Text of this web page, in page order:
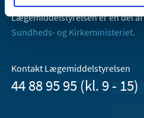
Lægemiddelstyrelsen er en del af
Sundheds- og Kirkeministeriet.
Kontakt Lægemiddelstyrelsen
44 88 95 95 (kl. 9 - 15)